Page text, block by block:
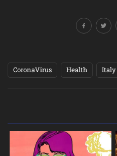
CoronaVirus Health Italy